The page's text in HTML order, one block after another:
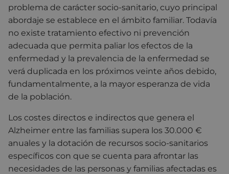
problema de carácter socio-sanitario, cuyo principal
abordaje se establece en el ámbito familiar. Todavía
no existe tratamiento efectivo ni prevención
adecuada que permita paliar los efectos de la
enfermedad y la prevalencia de la enfermedad se
verá duplicada en los próximos veinte años debido,
fundamentalmente, a la mayor esperanza de vida
de la población.
Los costes directos e indirectos que genera el
Alzheimer entre las familias supera los 30.000 €
anuales y la dotación de recursos socio-sanitarios
específicos con que se cuenta para afrontar las
necesidades de las personas y familias afectadas es